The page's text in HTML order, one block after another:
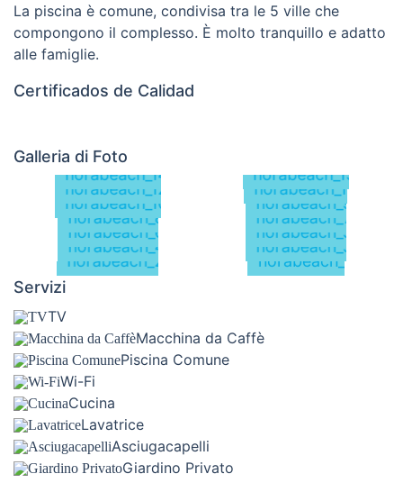
La piscina è comune, condivisa tra le 5 ville che
compongono il complesso. È molto tranquillo e adatto
alle famiglie.
Certificados de Calidad
Galleria di Foto
Servizi
TV
Macchina da Caffè
Piscina Comune
Wi-Fi
Cucina
Lavatrice
Asciugacapelli
Giardino Privato